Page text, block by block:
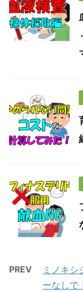
PREV
ミノキシ
ーなし